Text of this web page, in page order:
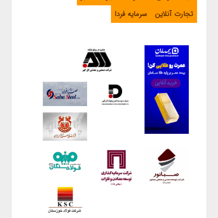
تجارت آنلاین
سرمایه فردا